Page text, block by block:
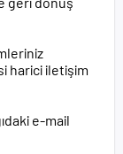
harici iletişim
e-mail